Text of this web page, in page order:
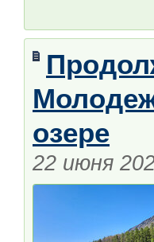
озере
22 июня